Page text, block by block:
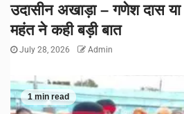
उदासीन अखाड़ा – गणेश दास या
महंत ने कही बड़ी बात
July 28, 2026 Admin
1 min read